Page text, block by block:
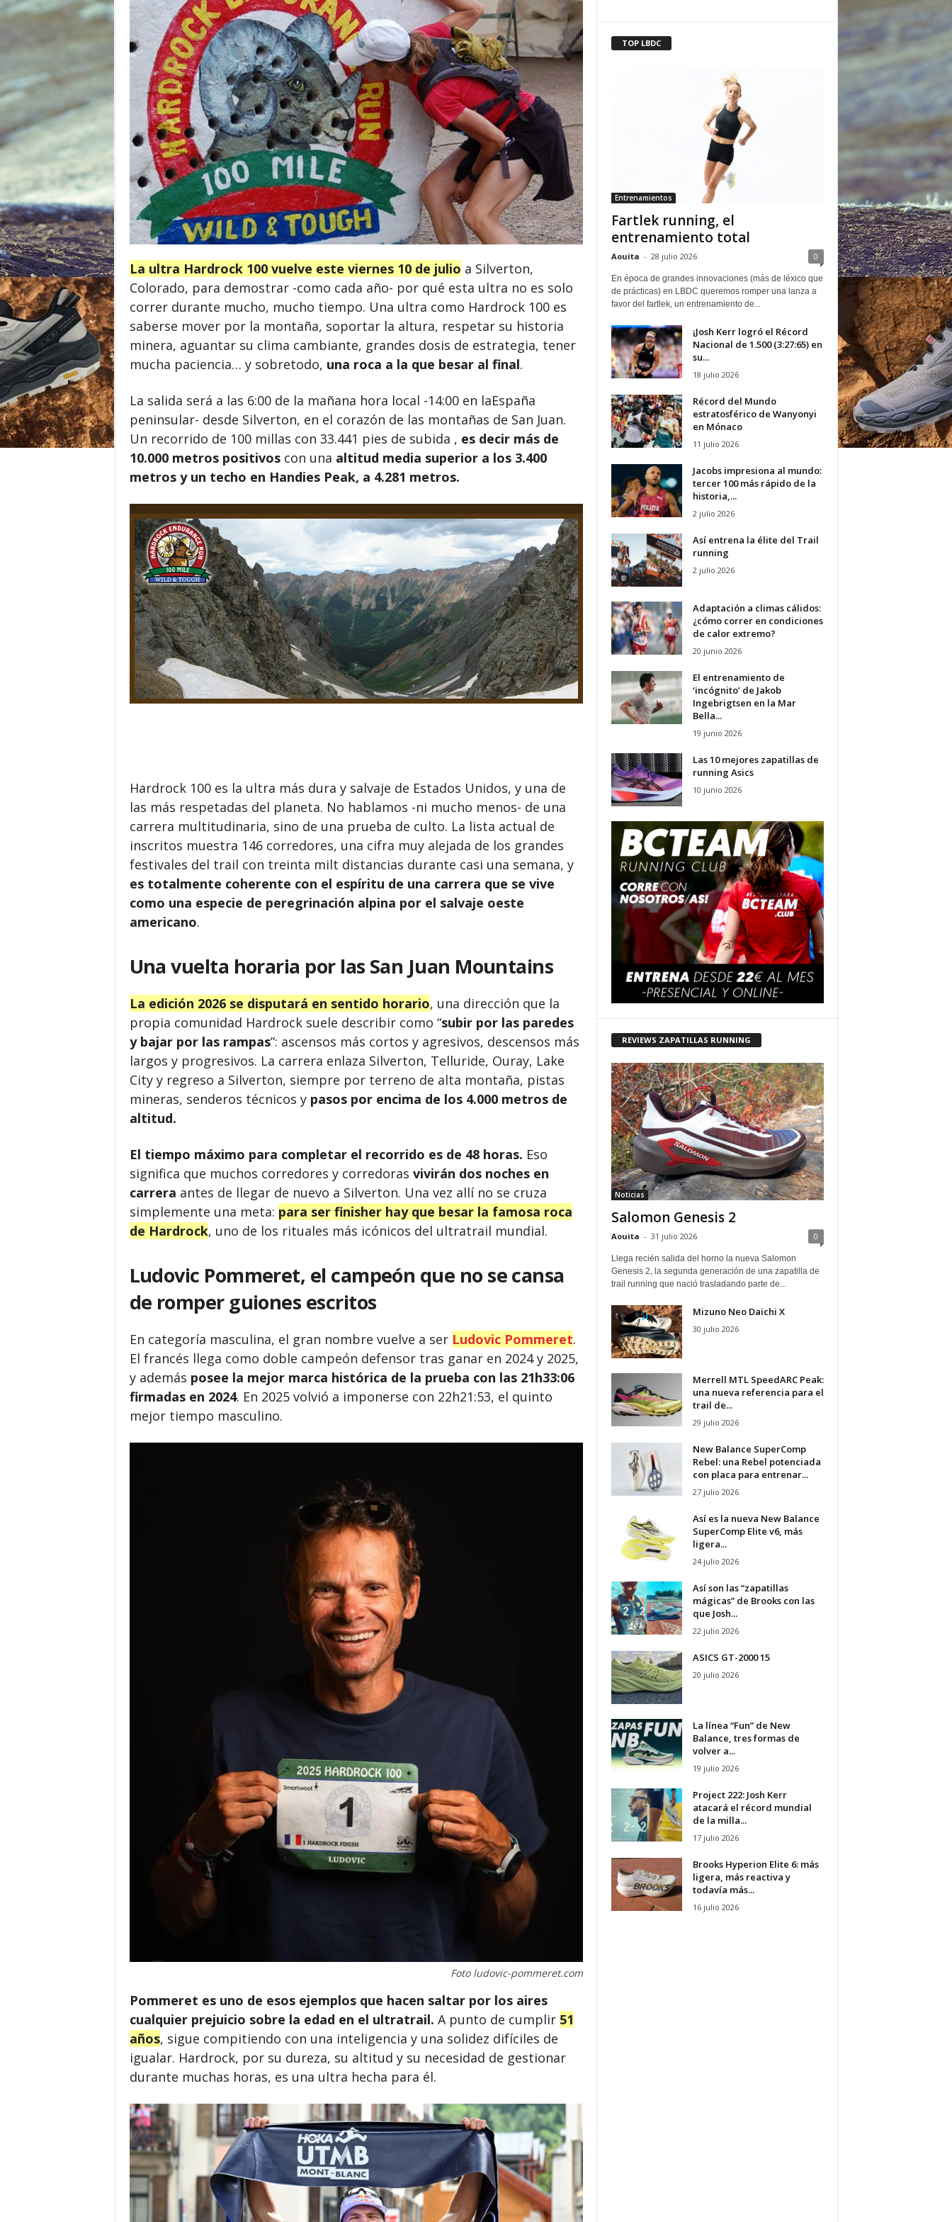
La ultra Hardrock 100 vuelve este viernes 10 de julio a Silverton,
Colorado, para demostrar -como cada año- por qué esta ultra no es solo
correr durante mucho, mucho tiempo. Una ultra como Hardrock 100 es
saberse mover por la montaña, soportar la altura, respetar su historia
minera, aguantar su clima cambiante, grandes dosis de estrategia, tener
mucha paciencia… y sobretodo, una roca a la que besar al final.
La salida será a las 6:00 de la mañana hora local -14:00 en laEspaña
peninsular- desde Silverton, en el corazón de las montañas de San Juan.
Un recorrido de 100 millas con 33.441 pies de subida , es decir más de
10.000 metros positivoscon una altitud media superior a los 3.400
metros y un techo en Handies Peak, a 4.281 metros.
Hardrock 100 es la ultra más dura y salvaje de Estados Unidos, y una de
las más respetadas del planeta. No hablamos -ni mucho menos- de una
carrera multitudinaria, sino de una prueba de culto. La lista actual de
inscritos muestra 146 corredores, una cifra muy alejada de los grandes
festivales del trail con treinta milt distancias durante casi una semana, y
es totalmente coherente con el espíritu de una carrera que se vive
como una especie de peregrinación alpina por el salvaje oeste
americano.
Una vuelta horaria por las San Juan Mountains
La edición 2026 se disputará en sentido horario, una dirección que la
propia comunidad Hardrock suele describir como “subir por las paredes
y bajar por las rampas”: ascensos más cortos y agresivos, descensos más
largos y progresivos. La carrera enlaza Silverton, Telluride, Ouray, Lake
City y regreso a Silverton, siempre por terreno de alta montaña, pistas
mineras, senderos técnicos y pasos por encima de los 4.000 metros de
altitud.
El tiempo máximo para completar el recorrido es de 48 horas. Eso
significa que muchos corredores y corredoras vivirán dos noches en
carrera antes de llegar de nuevo a Silverton. Una vez allí no se cruza
simplemente una meta: para ser finisher hay que besar la famosa roca
de Hardrock, uno de los rituales más icónicos del ultratrail mundial.
Ludovic Pommeret, el campeón que no se cansa
de romper guiones escritos
En categoría masculina, el gran nombre vuelve a ser Ludovic Pommeret.
El francés llega como doble campeón defensor tras ganar en 2024 y 2025,
y además posee la mejor marca histórica de la prueba con las 21h33:06
firmadas en 2024. En 2025 volvió a imponerse con 22h21:53, el quinto
mejor tiempo masculino.
Foto ludovic-pommeret.com
Pommeret es uno de esos ejemplos que hacen saltar por los aires
cualquier prejuicio sobre la edad en el ultratrail. A punto de cumplir 51
años, sigue compitiendo con una inteligencia y una solidez difíciles de
igualar. Hardrock, por su dureza, su altitud y su necesidad de gestionar
durante muchas horas, es una ultra hecha para él.
TOP LBDC
Entrenamientos
Fartlek running, el
entrenamiento total
Aouita - 28 julio 2026 0
En época de grandes innovaciones (más de léxico que
de prácticas) en LBDC queremos romper una lanza a
favor del fartlek, un entrenamiento de...
¡Josh Kerr logró el Récord
Nacional de 1.500 (3:27:65) en
su...
18 julio 2026
Récord del Mundo
estratosférico de Wanyonyi
en Mónaco
11 julio 2026
Jacobs impresiona al mundo:
tercer 100 más rápido de la
historia,...
2 julio 2026
Así entrena la élite del Trail
running
2 julio 2026
Adaptación a climas cálidos:
¿cómo correr en condiciones
de calor extremo?
20 junio 2026
El entrenamiento de
‘incógnito’ de Jakob
Ingebrigtsen en la Mar
Bella...
19 junio 2026
Las 10 mejores zapatillas de
running Asics
10 junio 2026
REVIEWS ZAPATILLAS RUNNING
Noticias
Salomon Genesis 2
Aouita - 31 julio 2026 0
Llega recién salida del horno la nueva Salomon
Genesis 2, la segunda generación de una zapatilla de
trail running que nació trasladando parte de...
Mizuno Neo Daichi X
30 julio 2026
Merrell MTL SpeedARC Peak:
una nueva referencia para el
trail de...
29 julio 2026
New Balance SuperComp
Rebel: una Rebel potenciada
con placa para entrenar...
27 julio 2026
Así es la nueva New Balance
SuperComp Elite v6, más
ligera...
24 julio 2026
Así son las “zapatillas
mágicas” de Brooks con las
que Josh...
22 julio 2026
ASICS GT-2000 15
20 julio 2026
La línea “Fun” de New
Balance, tres formas de
volver a...
19 julio 2026
Project 222: Josh Kerr
atacará el récord mundial
de la milla...
17 julio 2026
Brooks Hyperion Elite 6: más
ligera, más reactiva y
todavía más...
16 julio 2026